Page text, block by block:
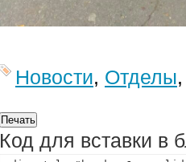
Новости, Отделы
Код для вставки в